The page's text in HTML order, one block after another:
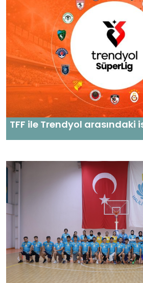
TFF ile Trendyol arasındaki